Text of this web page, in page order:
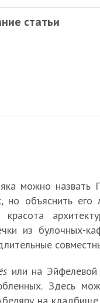
статьи
можно
объяснить его
из булочных-
или на
Здесь